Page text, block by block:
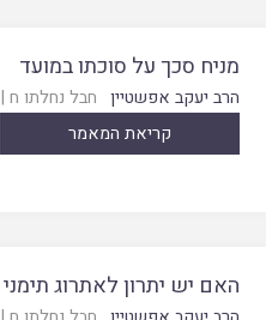
מניח סכך על סוכתו במועד
הרב יעקב אפשטיין חבל נחלתו ח |
קריאת המאמר
האם יש יתרון לאתרוג תימני